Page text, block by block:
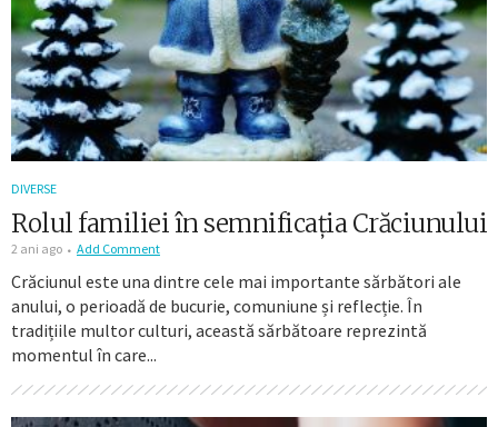
DIVERSE
Rolul familiei în semnificația Crăciunului
2 ani ago Add Comment
Crăciunul este una dintre cele mai importante sărbători ale
anului, o perioadă de bucurie, comuniune și reflecție. În
tradițiile multor culturi, această sărbătoare reprezintă
momentul în care...